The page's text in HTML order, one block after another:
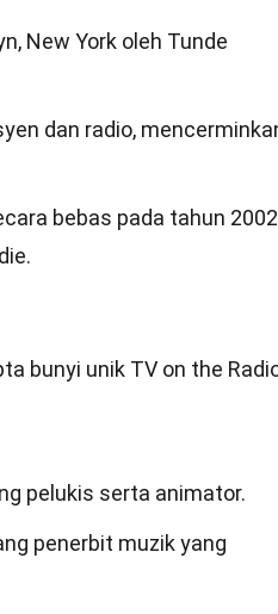
New York oleh Tunde
dan radio,
bebas pada tahun 2002
bunyi unik TV on the
pelukis serta animator.
penerbit muzik yang